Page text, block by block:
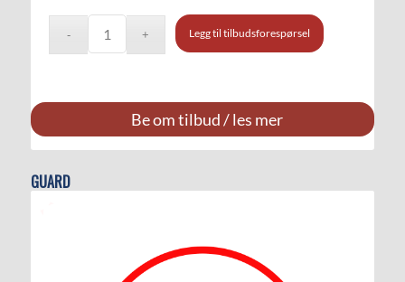
Legg til tilbudsforespørsel
Be om tilbud / les mer
GUARD